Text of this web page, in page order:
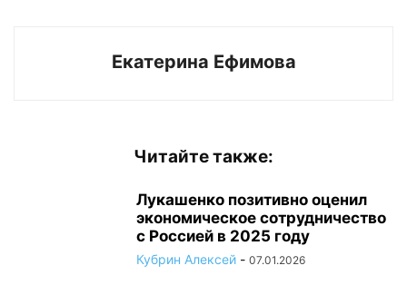
Екатерина Ефимова
Читайте также:
Лукашенко позитивно оценил
экономическое сотрудничество
с Россией в 2025 году
Кубрин Алексей - 07.01.2026